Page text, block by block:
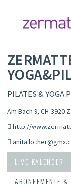
PILATES & YOGA
Am Bach 9, CH-3920
http://
LIVE-KALENDER
ABONNEMENTE &